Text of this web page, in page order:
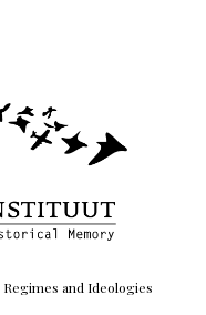
Regimes and Ideologies